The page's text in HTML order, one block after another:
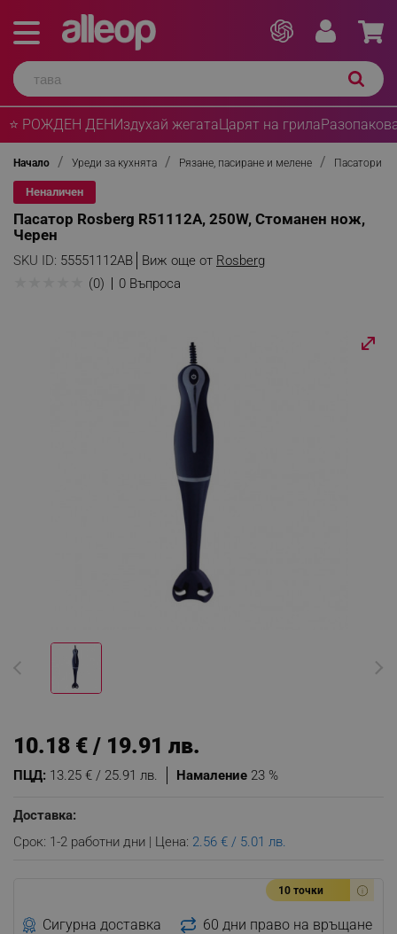
⭐ РОЖДЕН ДЕНИздухай жегатаЦарят на грила
Начало Уреди за кухнята Рязане, пасиране и мелене Пасатори
Неналичен
Пасатор Rosberg R51112A, 250W, Стоманен нож,
Черен
SKU ID: 55551112AB Виж още от Rosberg
(0) 0 Въпроса
Намаление 23 %
ПЦД: 13.25 € / 25.91 лв.
10.18 € / 19.91 лв.
Доставка:
Срок: 1-2 работни дни | Цена: 2.56 € / 5.01 лв.
10 точки
Сигурна доставка
60 дни право на връщане